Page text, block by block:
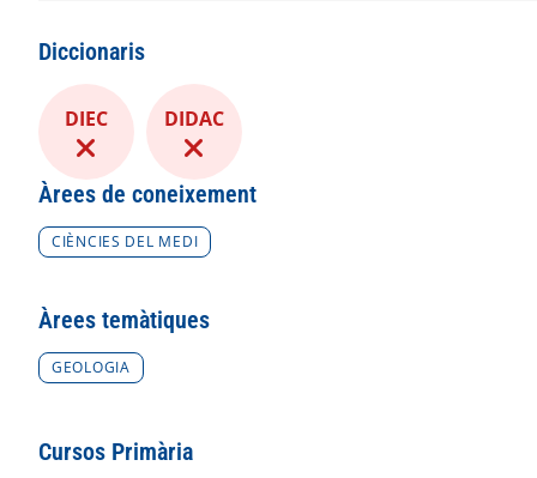
Diccionaris
DIEC DIDAC
Àrees de coneixement
CIÈNCIES DEL MEDI
Àrees temàtiques
GEOLOGIA
Cursos Primària